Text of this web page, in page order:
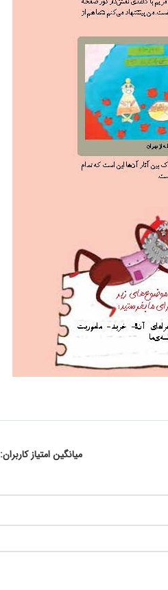
میانگین امتیاز کاربران: 0.0 (0 رای)